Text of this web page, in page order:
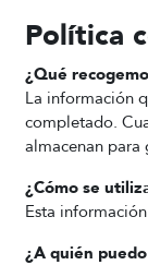
Política
¿Qué
La información
completado.
almacenan para
¿Cómo se
Esta
¿A quién